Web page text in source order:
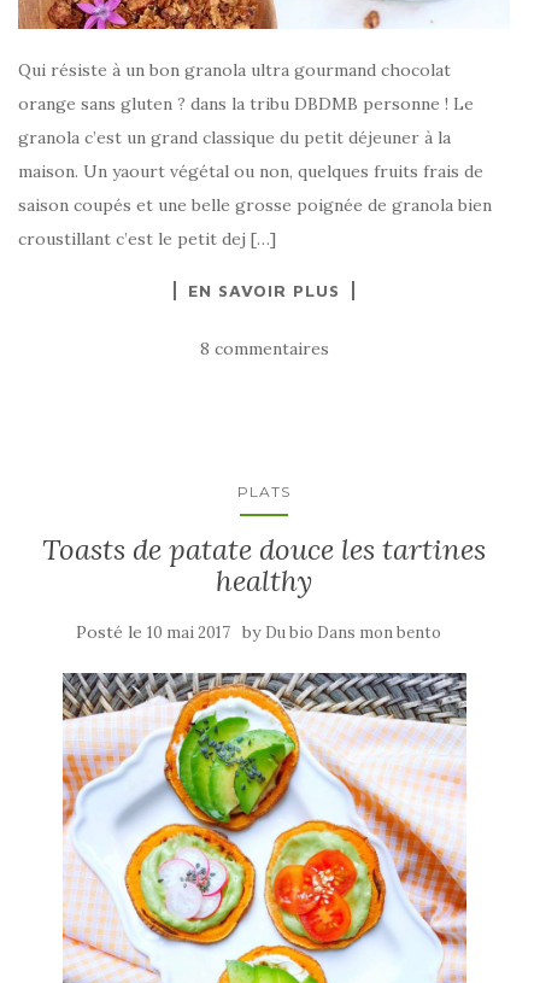
Qui résiste à un bon granola ultra gourmand chocolat
orange sans gluten ? dans la tribu DBDMB personne ! Le
granola c’est un grand classique du petit déjeuner à la
maison. Un yaourt végétal ou non, quelques fruits frais de
saison coupés et une belle grosse poignée de granola bien
croustillant c’est le petit dej […]
EN SAVOIR PLUS
8 commentaires
PLATS
Toasts de patate douce les tartines
healthy
Posté le 10 mai 2017 by Du bio Dans mon bento